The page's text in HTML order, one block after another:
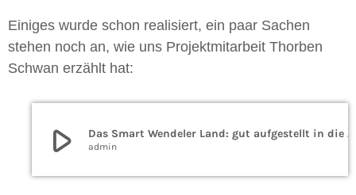
Einiges wurde schon realisiert, ein paar Sachen
stehen noch an, wie uns Projektmitarbeit Thorben
Schwan erzählt hat:
play_arrow Das Smart Wendeler Land: gut aufgestellt in die digitale Zukunft
admin